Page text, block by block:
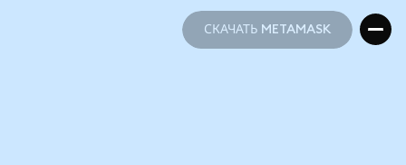
СКАЧАТЬ METAMASK